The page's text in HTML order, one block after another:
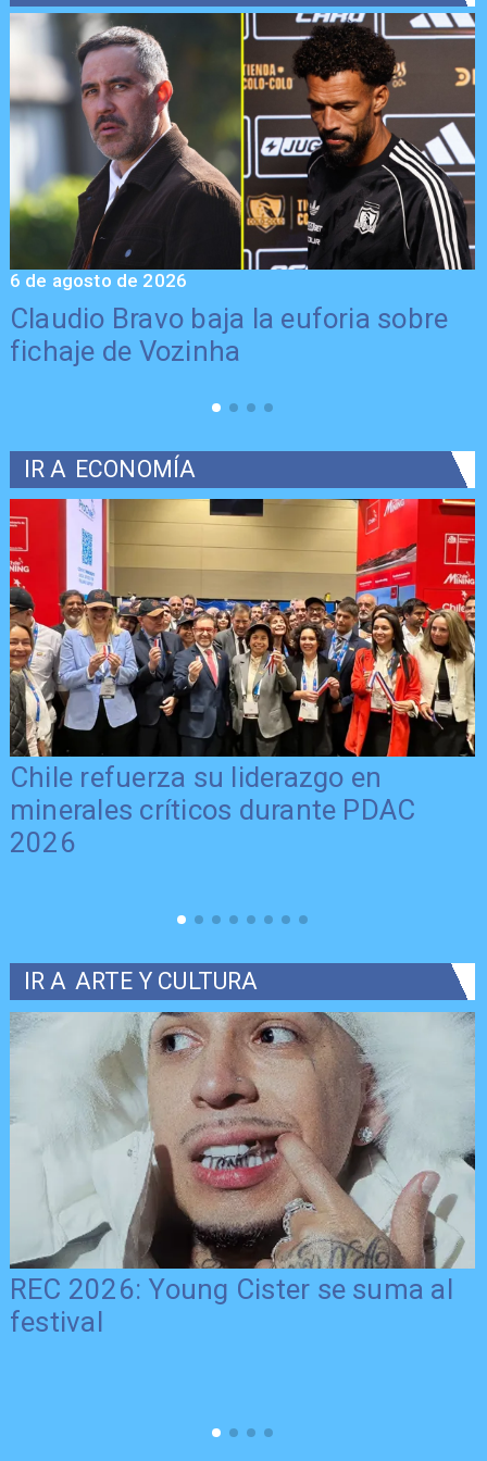
Claudio Bravo baja la euforia sobre
fichaje de Vozinha
6 de agosto de 2026
IR A ECONOMÍA
Chile refuerza su liderazgo en
minerales críticos durante PDAC
2026
IR A ARTE Y CULTURA
REC 2026: Young Cister se suma al
festival